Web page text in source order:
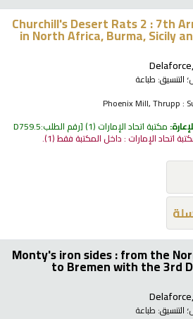
Churchill's Desert Rats 2 : 7th
in North Africa, Burma, Sicily
؛ التنسيق: طباعة
Phoenix Mill, Thrupp :
مكتبة اتحاد الإمارات (1) رقم الطلب:D759.5
اتحاد الإمارات : داخل المكتبة فقط(1).
Monty's iron sides : from the
to Bremen with the 3rd
؛ التنسيق: طباعة